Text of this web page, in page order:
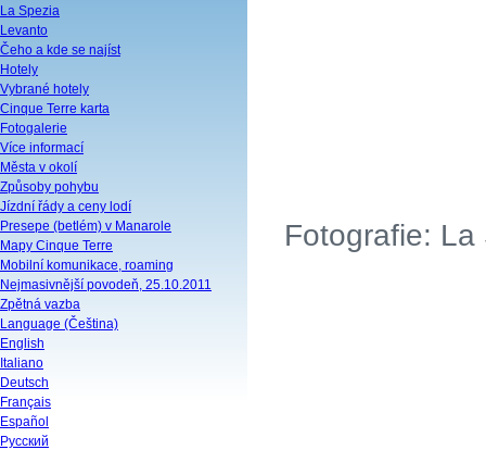
La Spezia
Levanto
Čeho a kde se najíst
Hotely
Vybrané hotely
Cinque Terre karta
Fotogalerie
Více informací
Města v okolí
Způsoby pohybu
Jízdní řády a ceny lodí
Presepe (betlém) v Manarole
Mapy Cinque Terre
Mobilní komunikace, roaming
Nejmasivnější povodeň, 25.10.2011
Zpětná vazba
Language (Čeština)
English
Italiano
Deutsch
Français
Español
Русский
Fotografie: